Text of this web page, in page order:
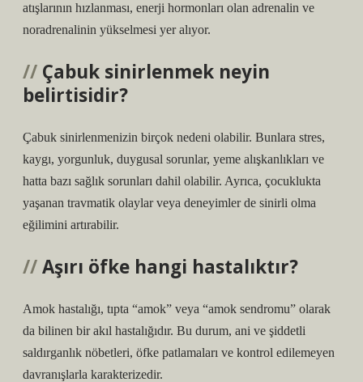
atışlarının hızlanması, enerji hormonları olan adrenalin ve
noradrenalinin yükselmesi yer alıyor.
Çabuk sinirlenmek neyin
belirtisidir?
Çabuk sinirlenmenizin birçok nedeni olabilir. Bunlara stres,
kaygı, yorgunluk, duygusal sorunlar, yeme alışkanlıkları ve
hatta bazı sağlık sorunları dahil olabilir. Ayrıca, çocuklukta
yaşanan travmatik olaylar veya deneyimler de sinirli olma
eğilimini artırabilir.
Aşırı öfke hangi hastalıktır?
Amok hastalığı, tıpta “amok” veya “amok sendromu” olarak
da bilinen bir akıl hastalığıdır. Bu durum, ani ve şiddetli
saldırganlık nöbetleri, öfke patlamaları ve kontrol edilemeyen
davranışlarla karakterizedir.